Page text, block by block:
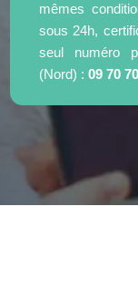
mêmes
sous 24h,
seul numéro
(Nord) :09 70